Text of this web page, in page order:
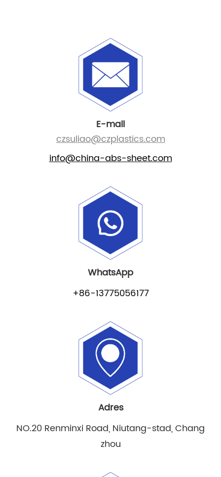
E-mail
czsuliao@czplastics.com
info@china-abs-sheet.com
WhatsApp
+86-13775056177
Adres
NO.20 Renminxi Road, Niutang-stad, Chang
zhou